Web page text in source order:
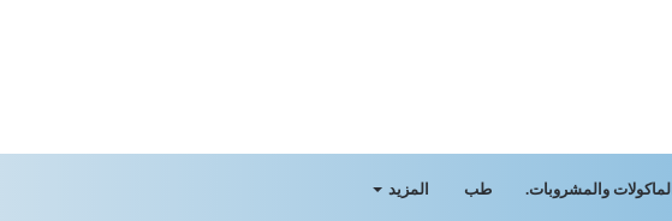
الماكولات والمشروبات. طب المزيد